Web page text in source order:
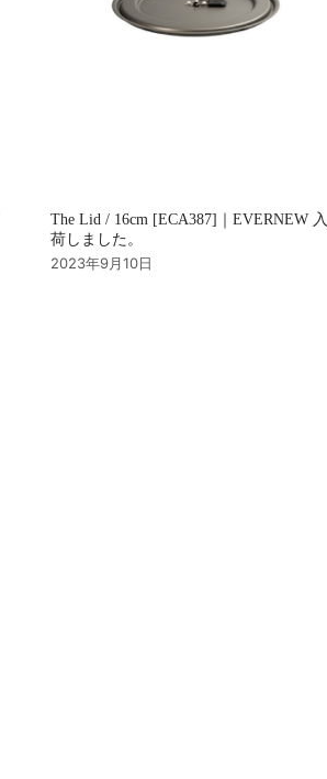
The Lid / 16cm [ECA387]｜EVERNEW 入
荷しました。
2023年9月10日